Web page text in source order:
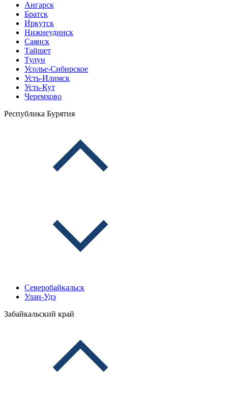
Ангарск
Братск
Иркутск
Нижнеудинск
Саянск
Тайшет
Тулун
Усолье-Сибирское
Усть-Илимск
Усть-Кут
Черемхово
Республика Бурятия
Северобайкальск
Улан-Удэ
Забайкальский край